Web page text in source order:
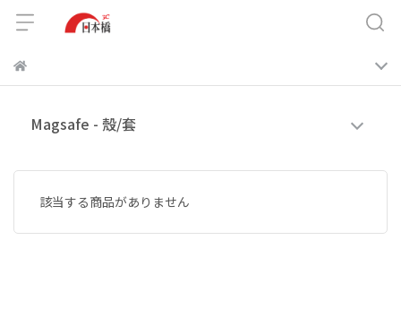
Magsafe - 殼/套
該当する商品がありません